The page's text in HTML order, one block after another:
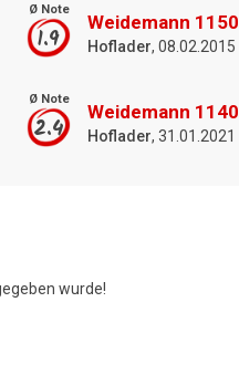
Ø Note
1.9
Weidemann 1150
Hoflader, 08.02.2015
Ø Note
2.4
Weidemann 1140
Hoflader, 31.01.2021
wurde!